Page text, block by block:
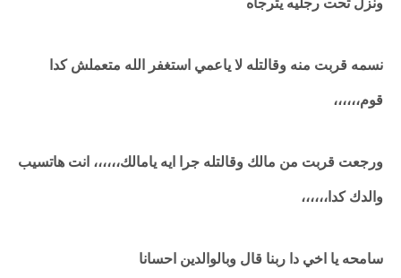
نسمه قربت منه وقالتله لا ياعمي استغفر الله متعملش كدا
قوم،،،،،،
ورجعت قربت من مالك وقالتله جرا ايه يامالك،،،،،، انت هاتسيب
والدك كدا،،،،،،
سامحه يا اخي دا ربنا قال وبالوالدين احسانا